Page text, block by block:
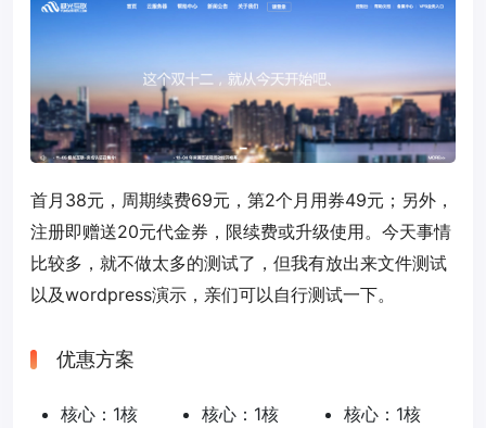
首月38元，周期续费69元，第2个月用券49元；另外，
注册即赠送20元代金券，限续费或升级使用。今天事情
比较多，就不做太多的测试了，但我有放出来文件测试
以及wordpress演示，亲们可以自行测试一下。
优惠方案
核心：1核
核心：1核
核心：1核